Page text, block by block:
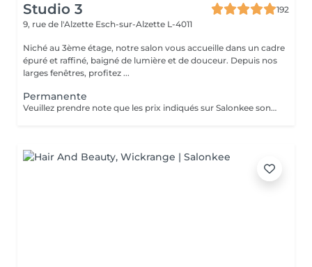
Studio 3
192
9, rue de l'Alzette Esch-sur-Alzette L-4011
Niché au 3ème étage, notre salon vous accueille dans un cadre
épuré et raffiné, baigné de lumière et de douceur. Depuis nos
larges fenêtres, profitez ...
Permanente
Veuillez prendre note que les prix indiqués sur Salonkee sont communiqués à titre informatif et s'entendent de base. Ces derniers sont susceptibles de varier selon le diagnostic réalisé à votre arrivée au salon et l'expertise du professionnel à qui vous confiez votre beauté. Dans tous les cas, un devis précis vous sera proposé et toutes réalisations de prestations seront effectuées avec votre accord. Un grand merci d'avance pour votre compréhension. Au plaisir de vous recevoir très vite.